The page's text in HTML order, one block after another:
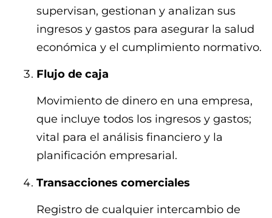
supervisan, gestionan y analizan sus
ingresos y gastos para asegurar la salud
económica y el cumplimiento normativo.
Flujo de caja
Movimiento de dinero en una empresa,
que incluye todos los ingresos y gastos;
vital para el análisis financiero y la
planificación empresarial.
Transacciones comerciales
Registro de cualquier intercambio de